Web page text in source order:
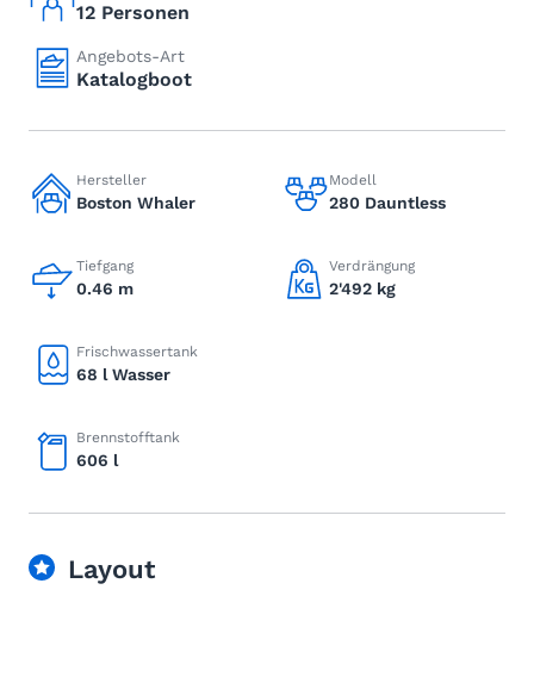
12 Personen
Angebots-Art
Katalogboot
Hersteller
Boston Whaler
Modell
280 Dauntless
Tiefgang
0.46 m
Verdrängung
2'492 kg
Frischwassertank
68 l Wasser
Brennstofftank
606 l
Layout